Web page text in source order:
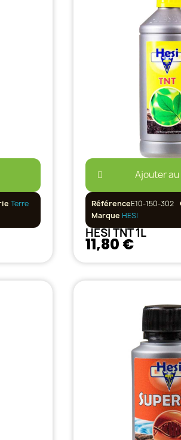
Terre
Ajouter
RéférenceE10-150-302
Marque HESI
HESI TNT 1L
11,80 €